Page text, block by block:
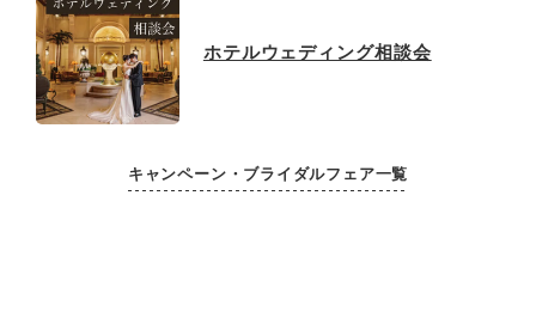
ホテルウェディング相談会
キャンペーン・ブライダルフェア一覧